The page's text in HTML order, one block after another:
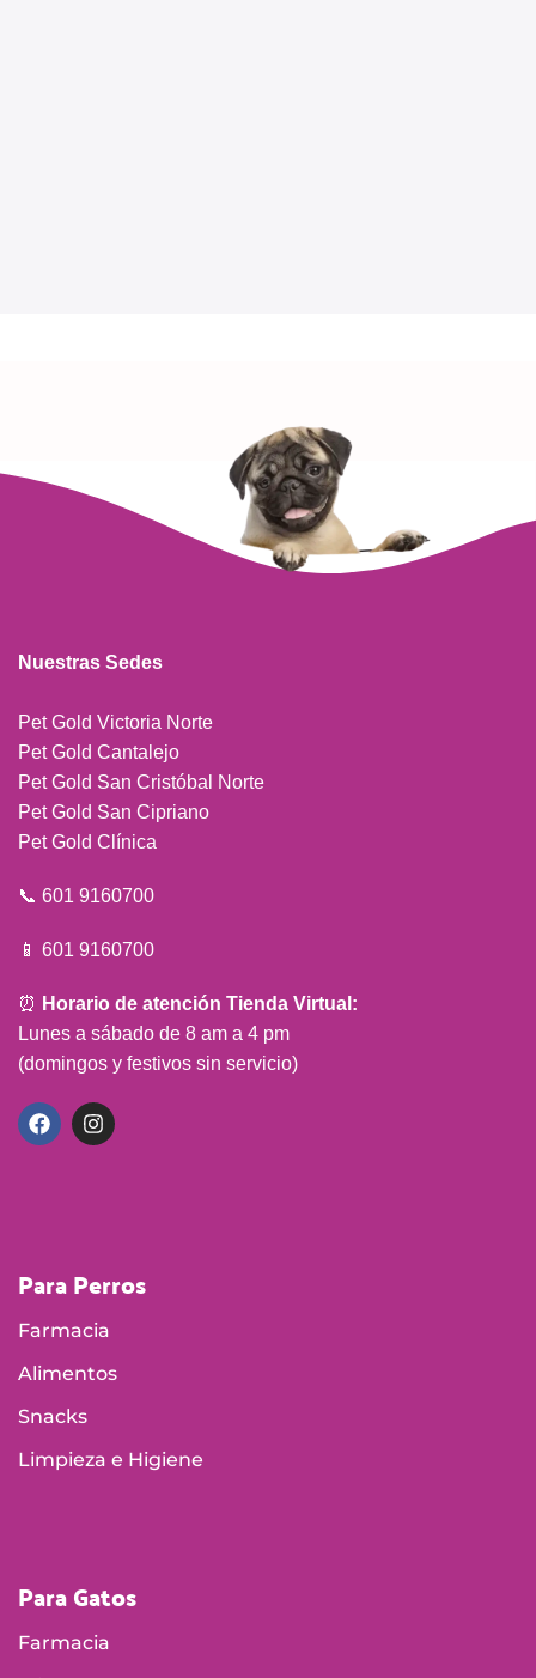
Nuestras Sedes
Pet Gold Victoria Norte
Pet Gold Cantalejo
Pet Gold San Cristóbal Norte
Pet Gold San Cipriano
Pet Gold Clínica
📞 601 9160700
📱 601 9160700
⏰ Horario de atención Tienda Virtual:
Lunes a sábado de 8 am a 4 pm
(domingos y festivos sin servicio)
Para Perros
Farmacia
Alimentos
Snacks
Limpieza e Higiene
Para Gatos
Farmacia